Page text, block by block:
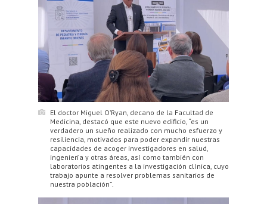
El doctor Miguel O’Ryan, decano de la Facultad de
Medicina, destacó que este nuevo edificio, “es un
verdadero un sueño realizado con mucho esfuerzo y
resiliencia, motivados para poder expandir nuestras
capacidades de acoger investigadores en salud,
ingeniería y otras áreas, así como también con
laboratorios atingentes a la investigación clínica, cuyo
trabajo apunte a resolver problemas sanitarios de
nuestra población”.